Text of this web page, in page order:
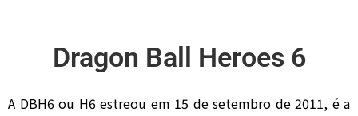
Dragon Ball Heroes 6
A DBH6 ou H6 estreou em 15 de setembro de 2011, é a